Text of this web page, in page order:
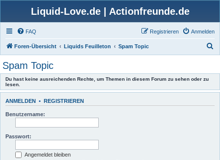
Liquid-Love.de | Actionfreunde.de
FAQ Anmelden
Registrieren
Foren-Übersicht Liquids Feuilleton Spam Topic
e
Spam Topic
Du hast keine ausreichenden Rechte, um Themen in diesem Forum zu sehen oder zu
lesen.
ANMELDEN • REGISTRIEREN
Benutzername:
Passwort:
Angemeldet bleiben